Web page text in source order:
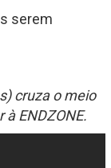
serem
cruza o meio
ENDZONE.